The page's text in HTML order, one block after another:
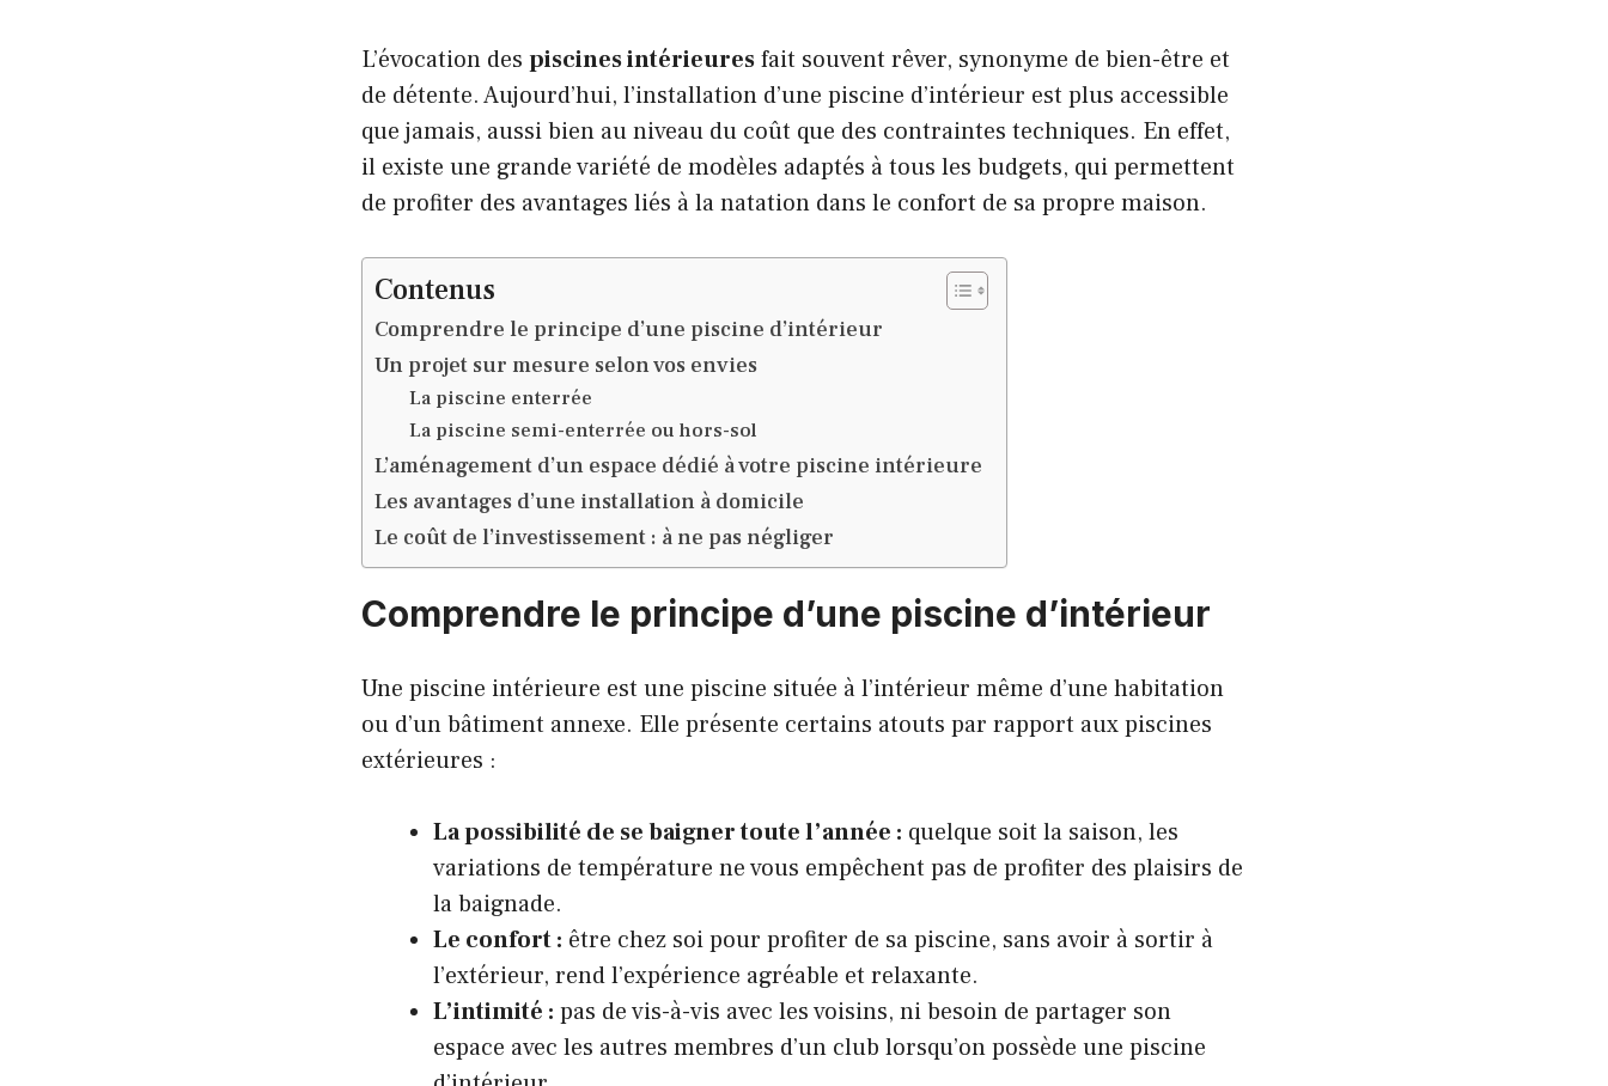
L’évocation des piscines intérieuresfait souvent rêver, synonyme de bien-être et
de détente. Aujourd’hui, l’installation d’une piscine d’intérieur est plus accessible
que jamais, aussi bien au niveau du coût que des contraintes techniques. En effet,
il existe une grande variété de modèles adaptés à tous les budgets, qui permettent
de profiter des avantages liés à la natation dans le confort de sa propre maison.
Contenus
Comprendre le principe d’une piscine d’intérieur
Un projet sur mesure selon vos envies
La piscine enterrée
La piscine semi-enterrée ou hors-sol
L’aménagement d’un espace dédié à votre piscine intérieure
Les avantages d’une installation à domicile
Le coût de l’investissement : à ne pas négliger
Comprendre le principe d’une piscine d’intérieur
Une piscine intérieure est une piscine située à l’intérieur même d’une habitation
ou d’un bâtiment annexe. Elle présente certains atouts par rapport aux piscines
extérieures :
La possibilité de se baigner toute l’année : quelque soit la saison, les
variations de température ne vous empêchent pas de profiter des plaisirs de
la baignade.
Le confort : être chez soi pour profiter de sa piscine, sans avoir à sortir à
l’extérieur, rend l’expérience agréable et relaxante.
L’intimité : pas de vis-à-vis avec les voisins, ni besoin de partager son
espace avec les autres membres d’un club lorsqu’on possède une piscine